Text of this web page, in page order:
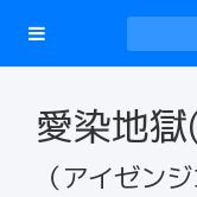
愛染地
（アイゼン